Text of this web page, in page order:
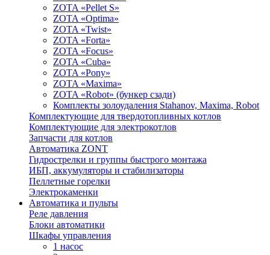
ZOTA «Pellet S»
ZOTA «Optima»
ZOTA «Twist»
ZOTA «Forta»
ZOTA «Focus»
ZOTA «Cuba»
ZOTA «Pony»
ZOTA «Maxima»
ZOTA «Robot» (бункер сзади)
Комплекты золоудаления Stahanov, Maxima, Robot
Комплектующие для твердотопливных котлов
Комплектующие для электрокотлов
Запчасти для котлов
Автоматика ZONT
Гидрострелки и группы быстрого монтажа
ИБП, аккумуляторы и стабилизаторы
Пеллетные горелки
Электрокаменки
Автоматика и пульты
Реле давления
Блоки автоматики
Шкафы управления
1 насос